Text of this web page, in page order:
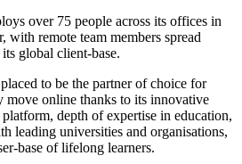
over 75 people across its offices in
with remote team members spread
global client‑base.
to be the partner of choice for
move online thanks to its innovative
depth of expertise in education,
leading universities and organisations,
of lifelong learners.